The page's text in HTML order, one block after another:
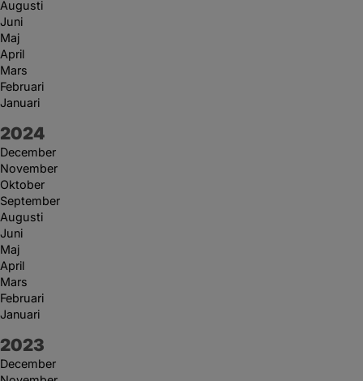
Augusti
Juni
Maj
April
Mars
Februari
Januari
År:
2024
December
November
Oktober
September
Augusti
Juni
Maj
April
Mars
Februari
Januari
År:
2023
December